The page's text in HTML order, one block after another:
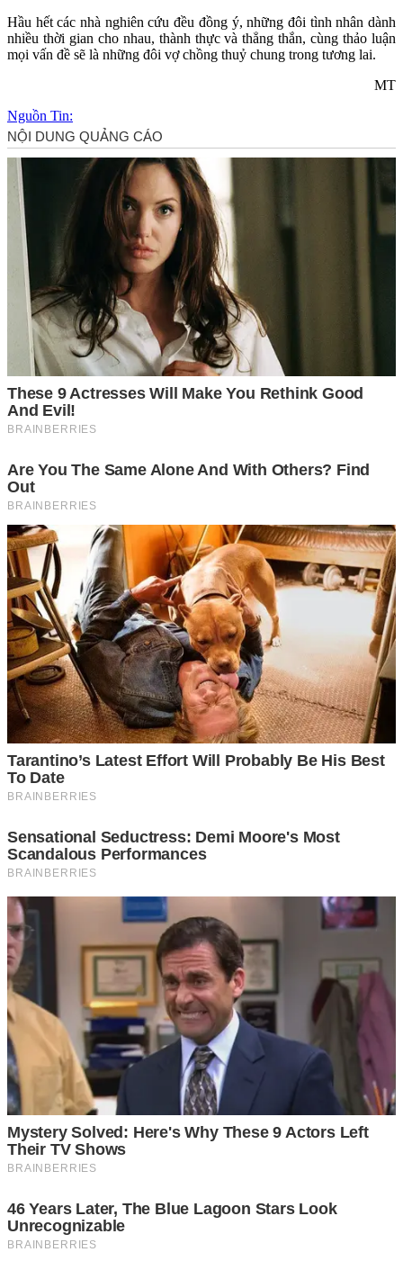
Hầu hết các nhà nghiên cứu đều đồng ý, những đôi tình nhân dành
nhiều thời gian cho nhau, thành thực và thẳng thắn, cùng thảo luận
mọi vấn đề sẽ là những đôi vợ chồng thuỷ chung trong tương lai.
MT
Nguồn Tin: